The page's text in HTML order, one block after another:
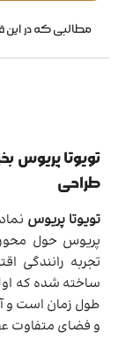
مطالبی که در
طراحی
تویوتا پریوس
پریوس حول محور
تجربه رانندگی
ساخته شده که
طول زمان است و
و فضای متفاوت